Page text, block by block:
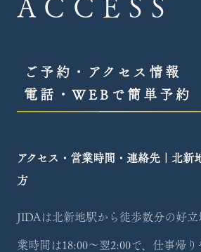
ACCESS
ご予約・アクセス情報
電話・WEBで簡単予約
アクセス・営業時間・連絡先｜北新
方
JIDAは北新地駅から徒歩数分の好立
業時間は18:00～翌2:00で、仕事帰